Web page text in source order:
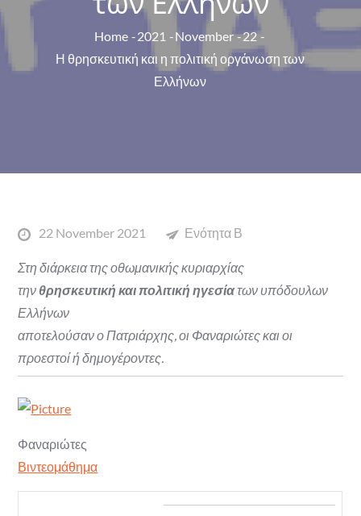
Home 2021 November 22
Η θρησκευτική και η πολιτική οργάνωση των
Ελλήνων
Posted22 November 2021 Ενότητα Β
Στη διάρκεια της οθωμανικής κυριαρχίας
την θρησκευτική και πολιτική ηγεσίατων υπόδουλων
Ελλήνων
αποτελούσαν ο Πατριάρχης, οι Φαναριώτες και οι
προεστοί ή δημογέροντες.
Φαναριώτες
Βιντεομάθημα